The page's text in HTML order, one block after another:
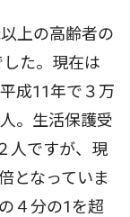
上の高齢者の
た。現在は
成11年で３万
。生活保護受
人ですが、現
となっていま
４分の1を超